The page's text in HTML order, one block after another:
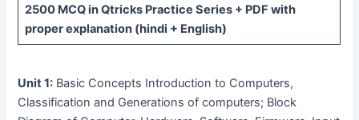
2500 MCQin Qtricks Practice Series + PDF with
proper explanation (hindi + English)
Unit 1: Basic Concepts Introduction to Computers,
Classification and Generations of computers; Block